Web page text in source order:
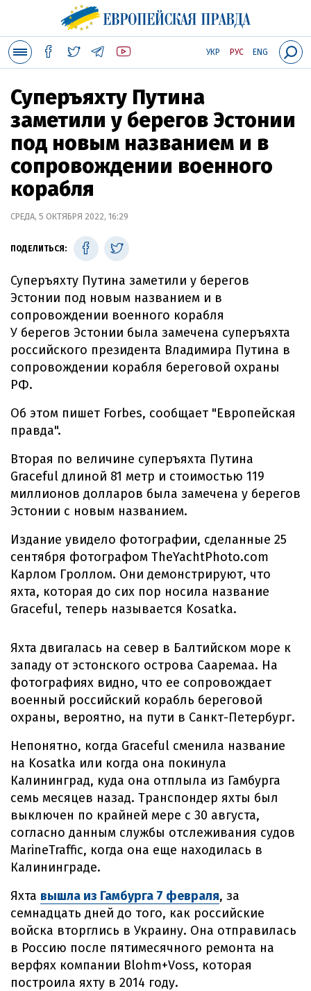
УКР РУС ENG
Суперъяхту Путина
заметили у берегов Эстонии
под новым названием и в
сопровождении военного
корабля
СРЕДА, 5 ОКТЯБРЯ 2022, 16:29
ПОДЕЛИТЬСЯ:
Суперъяхту Путина заметили у берегов
Эстонии под новым названием и в
сопровождении военного корабля
У берегов Эстонии была замечена суперъяхта
российского президента Владимира Путина в
сопровождении корабля береговой охраны
РФ.
Об этом пишет Forbes, сообщает "Европейская
правда".
Вторая по величине суперъяхта Путина
Graceful длиной 81 метр и стоимостью 119
миллионов долларов была замечена у берегов
Эстонии с новым названием.
Издание увидело фотографии, сделанные 25
сентября фотографом TheYachtPhoto.com
Карлом Гроллом. Они демонстрируют, что
яхта, которая до сих пор носила название
Graceful, теперь называется Kosatka.
Яхта двигалась на север в Балтийском море к
западу от эстонского острова Сааремаа. На
фотографиях видно, что ее сопровождает
военный российский корабль береговой
охраны, вероятно, на пути в Санкт-Петербург.
Непонятно, когда Graceful сменила название
на Kosatka или когда она покинула
Калининград, куда она отплыла из Гамбурга
семь месяцев назад. Транспондер яхты был
выключен по крайней мере с 30 августа,
согласно данным службы отслеживания судов
MarineTraffic, когда она еще находилась в
Калининграде.
Яхта вышла из Гамбурга 7 февраля, за
семнадцать дней до того, как российские
войска вторглись в Украину. Она отправилась
в Россию после пятимесячного ремонта на
верфях компании Blohm+Voss, которая
построила яхту в 2014 году.